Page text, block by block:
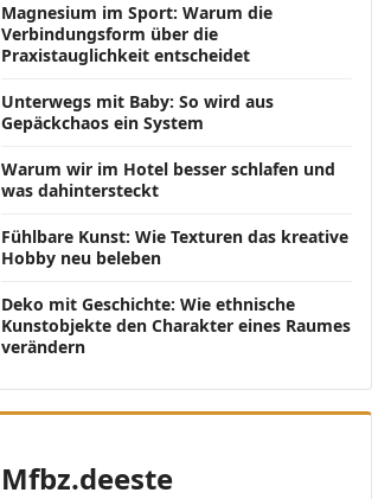
Magnesium im Sport: Warum die
Verbindungsform über die
Praxistauglichkeit entscheidet
Unterwegs mit Baby: So wird aus
Gepäckchaos ein System
Warum wir im Hotel besser schlafen und
was dahintersteckt
Fühlbare Kunst: Wie Texturen das kreative
Hobby neu beleben
Deko mit Geschichte: Wie ethnische
Kunstobjekte den Charakter eines Raumes
verändern
Mfbz.deeste